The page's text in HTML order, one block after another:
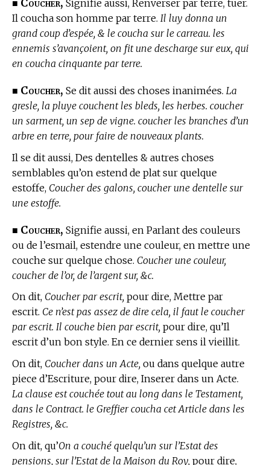
■ Coucher, Signifie aussi, Renverser par terre, tuer.
Il coucha son homme par terre. Il luy donna un
grand coup d’espée, & le coucha sur le carreau. les
ennemis s’avançoient, on fit une descharge sur eux, qui
en coucha cinquante par terre.
■ Coucher, Se dit aussi des choses inanimées. La
gresle, la pluye couchent les bleds, les herbes. coucher
un sarment, un sep de vigne. coucher les branches d’un
arbre en terre, pour faire de nouveaux plants.
Il se dit aussi, Des dentelles & autres choses
semblables qu’on estend de plat sur quelque
estoffe, Coucher des galons, coucher une dentelle sur
une estoffe.
■ Coucher, Signifie aussi, en Parlant des couleurs
ou de l’esmail, estendre une couleur, en mettre une
couche sur quelque chose. Coucher une couleur,
coucher de l’or, de l’argent sur, &c.
On dit, Coucher par escrit, pour dire, Mettre par
escrit. Ce n’est pas assez de dire cela, il faut le coucher
par escrit. Il couche bien par escrit, pour dire, qu’Il
escrit d’un bon style. En ce dernier sens il vieillit.
On dit, Coucher dans un Acte, ou dans quelque autre
piece d’Escriture, pour dire, Inserer dans un Acte.
La clause est couchée tout au long dans le Testament,
dans le Contract. le Greffier coucha cet Article dans les
Registres, &c.
On dit, qu’On a couché quelqu’un sur l’Estat des
pensions, sur l’Estat de la Maison du Roy, pour dire,